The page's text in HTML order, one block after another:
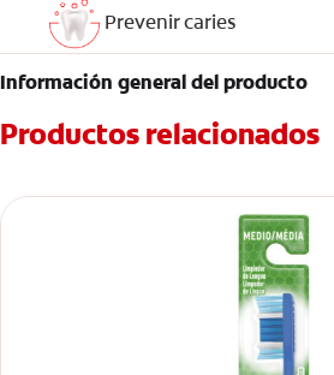
Prevenir caries
Información general del producto
Productos relacionados